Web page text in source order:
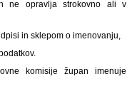
ne opravlja strokovno ali v
in sklepom o imenovanju,
komisije župan imenuje